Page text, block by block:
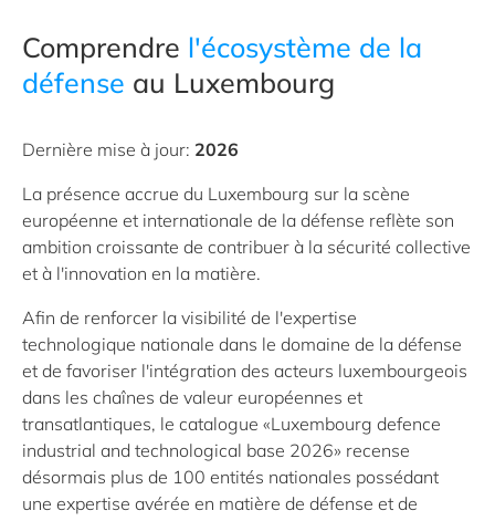
Comprendre l'écosystème de la
défense au Luxembourg
Dernière mise à jour: 2026
La présence accrue du Luxembourg sur la scène
européenne et internationale de la défense reflète son
ambition croissante de contribuer à la sécurité collective
et à l'innovation en la matière.
Afin de renforcer la visibilité de l'expertise
technologique nationale dans le domaine de la défense
et de favoriser l'intégration des acteurs luxembourgeois
dans les chaînes de valeur européennes et
transatlantiques, le catalogue «Luxembourg defence
industrial and technological base 2026» recense
désormais plus de 100 entités nationales possédant
une expertise avérée en matière de défense et de